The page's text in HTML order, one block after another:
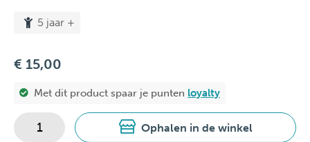
5 jaar +
€ 15,00
Met dit product spaar je punten loyalty
Ophalen in de winkel